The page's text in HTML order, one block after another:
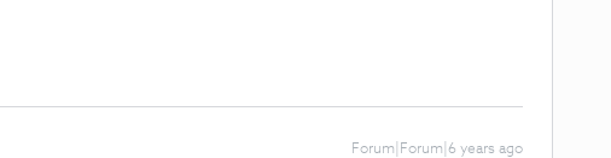
Forum|Forum|6 years ago